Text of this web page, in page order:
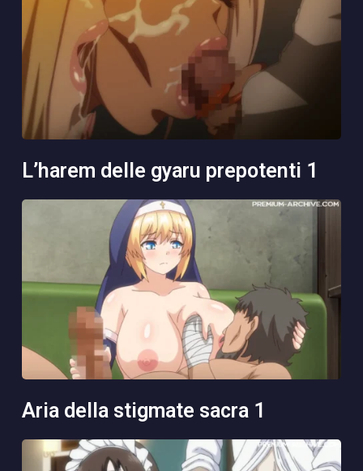
l’harem delle gyaru prepotenti 1
aria della stigmate sacra 1